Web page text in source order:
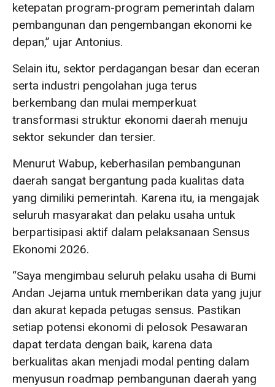
ketepatan program-program pemerintah dalam
pembangunan dan pengembangan ekonomi ke
depan,” ujar Antonius.
Selain itu, sektor perdagangan besar dan eceran
serta industri pengolahan juga terus
berkembang dan mulai memperkuat
transformasi struktur ekonomi daerah menuju
sektor sekunder dan tersier.
Menurut Wabup, keberhasilan pembangunan
daerah sangat bergantung pada kualitas data
yang dimiliki pemerintah. Karena itu, ia mengajak
seluruh masyarakat dan pelaku usaha untuk
berpartisipasi aktif dalam pelaksanaan Sensus
Ekonomi 2026.
“Saya mengimbau seluruh pelaku usaha di Bumi
Andan Jejama untuk memberikan data yang jujur
dan akurat kepada petugas sensus. Pastikan
setiap potensi ekonomi di pelosok Pesawaran
dapat terdata dengan baik, karena data
berkualitas akan menjadi modal penting dalam
menyusun roadmap pembangunan daerah yang